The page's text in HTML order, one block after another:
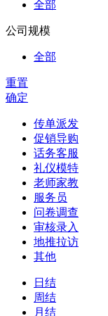
全部
公司规模
全部
重置
确定
传单派发
促销导购
话务客服
礼仪模特
老师家教
服务员
问卷调查
审核录入
地推拉访
其他
日结
周结
月结